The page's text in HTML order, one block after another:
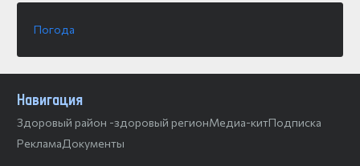
Погода
Навигация
Здоровый район -здоровый регионМедиа-китПодписка
РекламаДокументы